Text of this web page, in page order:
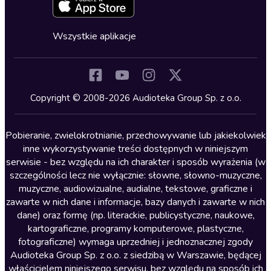
Kryminały
Lektury szkolne
Literatura anglojęzyczna
Literatura faktu
Literatura obyczajowa
Literatura piękna obca
Literatura piękna polska
Nagrania relaksacyjne
Nauka języków
Cykle audiobooków
Wszystkie aplikacje
Copyright © 2008-2026 Audioteka Group Sp. z o.o.
Pobieranie, zwielokrotnianie, przechowywanie lub jakiekolwiek
inne wykorzystywanie treści dostępnych w niniejszym
serwisie - bez względu na ich charakter i sposób wyrażenia (w
szczególności lecz nie wyłącznie: słowne, słowno-muzyczne,
muzyczne, audiowizualne, audialne, tekstowe, graficzne i
zawarte w nich dane i informacje, bazy danych i zawarte w nich
dane) oraz formę (np. literackie, publicystyczne, naukowe,
kartograficzne, programy komputerowe, plastyczne,
fotograficzne) wymaga uprzedniej i jednoznacznej zgody
Audioteka Group Sp. z o.o. z siedzibą w Warszawie, będącej